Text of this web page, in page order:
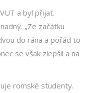
a byl přijat.
„Ze začátku
do rána a pořád to
se však zlepšil a na
romské studenty.